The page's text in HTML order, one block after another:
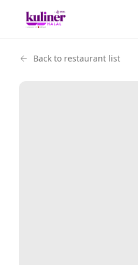
Back to restaurant list